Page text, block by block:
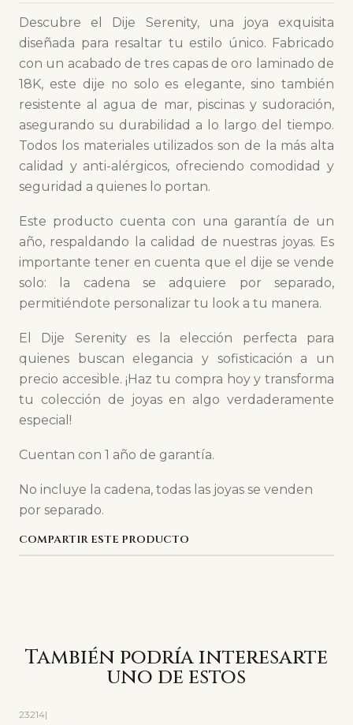
Descubre el Dije Serenity, una joya exquisita
diseñada para resaltar tu estilo único. Fabricado
con un acabado de tres capas de oro laminado de
18K, este dije no solo es elegante, sino también
resistente al agua de mar, piscinas y sudoración,
asegurando su durabilidad a lo largo del tiempo.
Todos los materiales utilizados son de la más alta
calidad y anti-alérgicos, ofreciendo comodidad y
seguridad a quienes lo portan.
Este producto cuenta con una garantía de un
año, respaldando la calidad de nuestras joyas. Es
importante tener en cuenta que el dije se vende
solo: la cadena se adquiere por separado,
permitiéndote personalizar tu look a tu manera.
El Dije Serenity es la elección perfecta para
quienes buscan elegancia y sofisticación a un
precio accesible. ¡Haz tu compra hoy y transforma
tu colección de joyas en algo verdaderamente
especial!
Cuentan con 1 año de garantía.
No incluye la cadena, todas las joyas se venden
por separado.
COMPARTIR ESTE PRODUCTO
También podría interesarte
uno de estos
23214|